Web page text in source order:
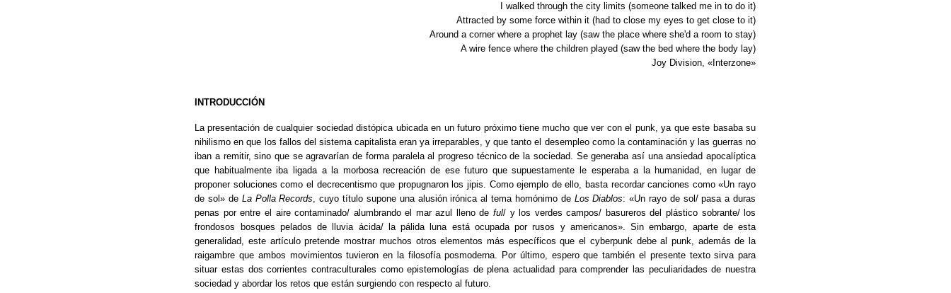
I walked through the city limits (someone talked me in to do it)
Attracted by some force within it (had to close my eyes to get close to it)
Around a corner where a prophet lay (saw the place where she'd a room to stay)
A wire fence where the children played (saw the bed where the body lay)
Joy Division, «Interzone»
INTRODUCCIÓN
La presentación de cualquier sociedad distópica ubicada en un futuro próximo tiene mucho que ver con el punk, ya que este basaba su
nihilismo en que los fallos del sistema capitalista eran ya irreparables, y que tanto el desempleo como la contaminación y las guerras no
iban a remitir, sino que se agravarían de forma paralela al progreso técnico de la sociedad. Se generaba así una ansiedad apocalíptica
que habitualmente iba ligada a la morbosa recreación de ese futuro que supuestamente le esperaba a la humanidad, en lugar de
proponer soluciones como el decrecentismo que propugnaron los jipis. Como ejemplo de ello, basta recordar canciones como «Un rayo
de sol» de La Polla Records, cuyo título supone una alusión irónica al tema homónimo de Los Diablos: «Un rayo de sol/ pasa a duras
penas por entre el aire contaminado/ alumbrando el mar azul lleno deful/ y los verdes campos/ basureros del plástico sobrante/ los
frondosos bosques pelados de lluvia ácida/ la pálida luna está ocupada por rusos y americanos». Sin embargo, aparte de esta
generalidad, este artículo pretende mostrar muchos otros elementos más específicos que el cyberpunk debe al punk, además de la
raigambre que ambos movimientos tuvieron en la filosofía posmoderna. Por último, espero que también el presente texto sirva para
situar estas dos corrientes contraculturales como epistemologías de plena actualidad para comprender las peculiaridades de nuestra
sociedad y abordar los retos que están surgiendo con respecto al futuro.